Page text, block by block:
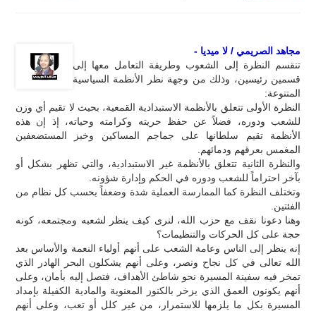
مجاهد الصريمي / لا ميديا -
تنقسم النظرة إلى الشعوب وطريقة التعامل معها إلى
قسمين رئيسين، وذلك من وجهة نظر الأنظمة السياسية
المتنوعة:
النظرة الأولى تتعلق بالأنظمة الاستبدادية القمعية، بحيث لا تقيم أي وزن
للشعب ودوره، فضلاً عن حفظ حريته وكرامته وحياته، إذ إن هذه
الأنظمة تقيم سلطانها على جماجم المساكين وخبز المستضعفين
المغمس بعرقهم ودمائهم.
والنظرة الثانية تتعلق بالأنظمة غير الاستبدادية، والتي تظهر بشكل أو
بآخر احتراماً للشعب ودوره في الحكم وإدارة شؤونه.
وتختلف النظرة كما الممارسة العملية شدة وضعفاً بحسب كل نظام من
الفئتين.
وهنا دعونا نقف مع حزب الله، لنرى كيف ينظر لشعبه ومجتمعه، كونه
حجة على كل الحركات والتنظيمات؟
إنه ينظر إلى الناس وعامة الشعب على أنهم أولياء النعمة والأساس بعد
الله تعالى في كل نجاح ونصر، وعلى أنهم يشكلون البحر الهادر الذي
تمخر فيه سفينة المسيرة نحو شاطئ الأهداف، فتصل إليه بأمان، وعلى
أنهم يكونون العمق الذي يزخر بالكنوز المعنوية والمادية الكفيلة بإمداد
المسيرة بكل ما يلزمها للاستمرار، من غير كلل أو تعب، وعلى أنهم